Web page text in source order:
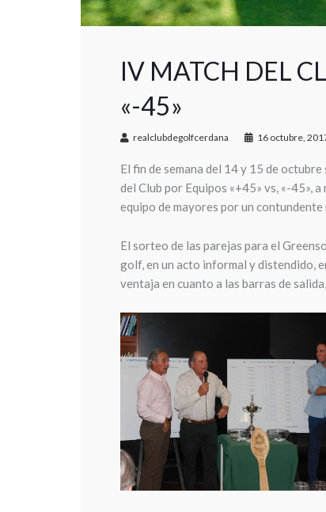
IV MATCH DEL
«-45»
realclubdegolfcerdana 16 octubre,
El fin de semana del 14 y 15 de
del Club por Equipos «+45» vs, «-45»,
equipo de mayores por un
El sorteo de las parejas para el
golf, en un acto informal y distendido,
ventaja en cuanto a las barras de